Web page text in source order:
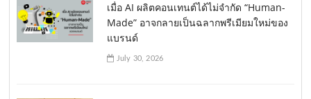
เมื่อ AI ผลิตคอนเทนต์ได้ไม่จำกัด “Human-
Made” อาจกลายเป็นฉลากพรีเมียมใหม่ของ
แบรนด์
July 30, 2026